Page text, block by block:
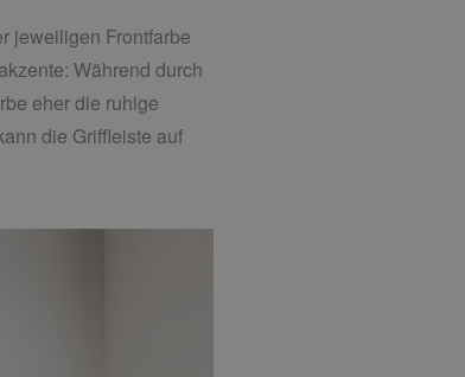
jeweiligen Frontfarbe
Während durch
eher die ruhige
die Griffleiste auf